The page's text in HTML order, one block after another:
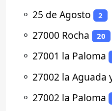
⚬ 25 de Agosto 2
⚬ 27000 Rocha 20
⚬ 27001 la Paloma
⚬ 27002 la Aguada
⚬ 27002 la Paloma